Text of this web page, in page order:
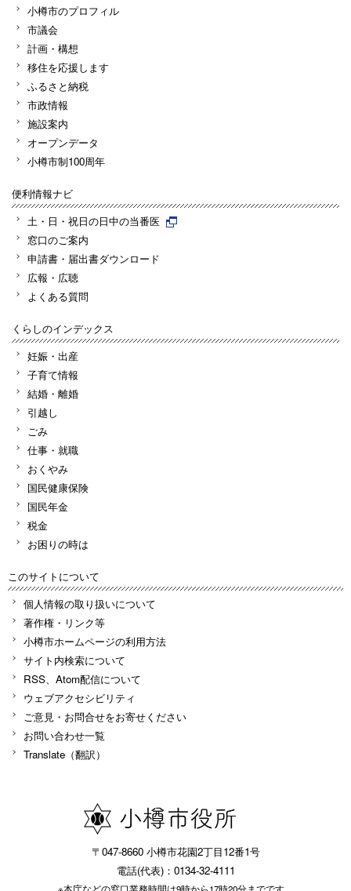
小樽市のプロフィル
市議会
計画・構想
移住を応援します
ふるさと納税
市政情報
施設案内
オープンデータ
小樽市制100周年
便利情報ナビ
土・日・祝日の日中の当番医
窓口のご案内
申請書・届出書ダウンロード
広報・広聴
よくある質問
くらしのインデックス
妊娠・出産
子育て情報
結婚・離婚
引越し
ごみ
仕事・就職
おくやみ
国民健康保険
国民年金
税金
お困りの時は
このサイトについて
個人情報の取り扱いについて
著作権・リンク等
小樽市ホームページの利用方法
サイト内検索について
RSS、Atom配信について
ウェブアクセシビリティ
ご意見・お問合せをお寄せください
お問い合わせ一覧
Translate（翻訳）
〒047-8660 小樽市花園2丁目12番1号
電話(代表)：0134-32-4111